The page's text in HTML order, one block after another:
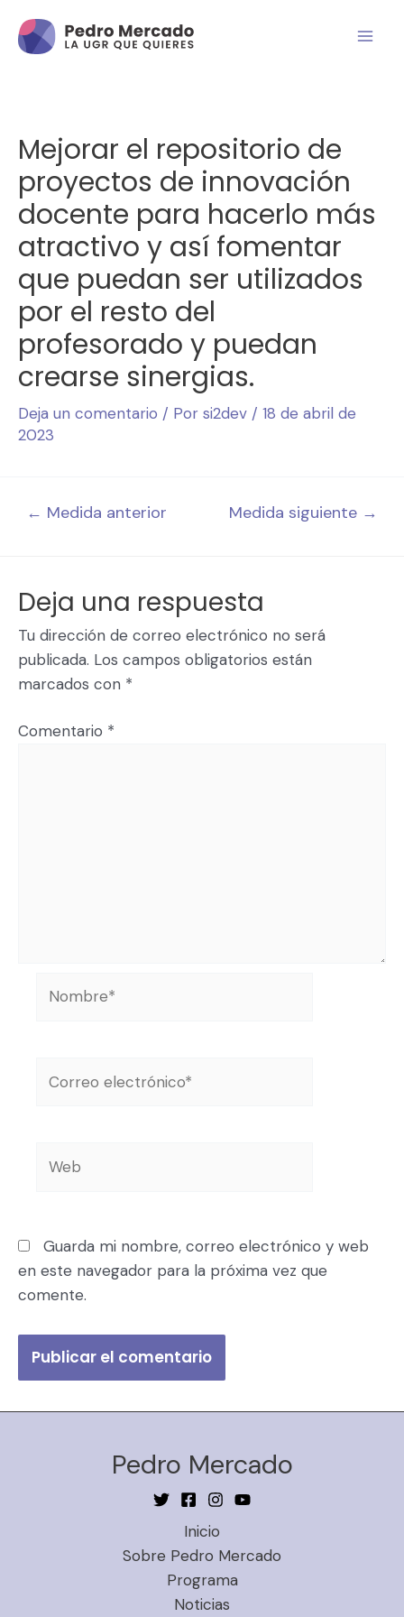
Mejorar el repositorio de
proyectos de innovación
docente para hacerlo más
atractivo y así fomentar
que puedan ser utilizados
por el resto del
profesorado y puedan
crearse sinergias.
Deja un comentario / Por si2dev / 18 de abril de
2023
← Medida anterior Medida siguiente →
Deja una respuesta
Tu dirección de correo electrónico no será
publicada. Los campos obligatorios están
marcados con *
Comentario *
Guarda mi nombre, correo electrónico y web
en este navegador para la próxima vez que
comente.
Pedro Mercado
Inicio
Sobre Pedro Mercado
Programa
Noticias